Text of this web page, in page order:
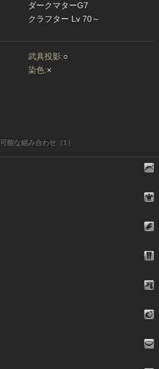
ダークマターG7
クラフター Lv 70～
武具投影:○
染色:×
能な組み合わせ（1）